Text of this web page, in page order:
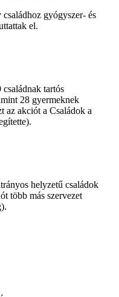
gyógyszer- és
el.
tartós
28 gyermeknek
az akciót a Családok a
helyzetű családok
több más szervezet